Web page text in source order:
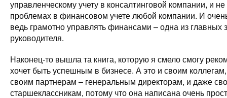
управленческому учету в консалтинговой компании, и
проблемах в финансовом учете любой компании. И
ведь грамотно управлять финансами – одна из главных
руководителя.
Наконец-то вышла та книга, которую я смело смогу
хочет быть успешным в бизнесе. А это и своим
своим партнерам – генеральным директорам, и даже
старшеклассникам, потому что она написана очень